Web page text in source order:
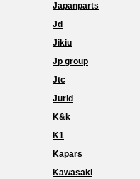
Japanparts
Jd
Jikiu
Jp group
Jtc
Jurid
K&k
K1
Kapars
Kawasaki